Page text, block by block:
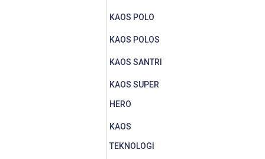
KAOS POLO
KAOS POLOS
KAOS SANTRI
KAOS SUPER
HERO
KAOS
TEKNOLOGI